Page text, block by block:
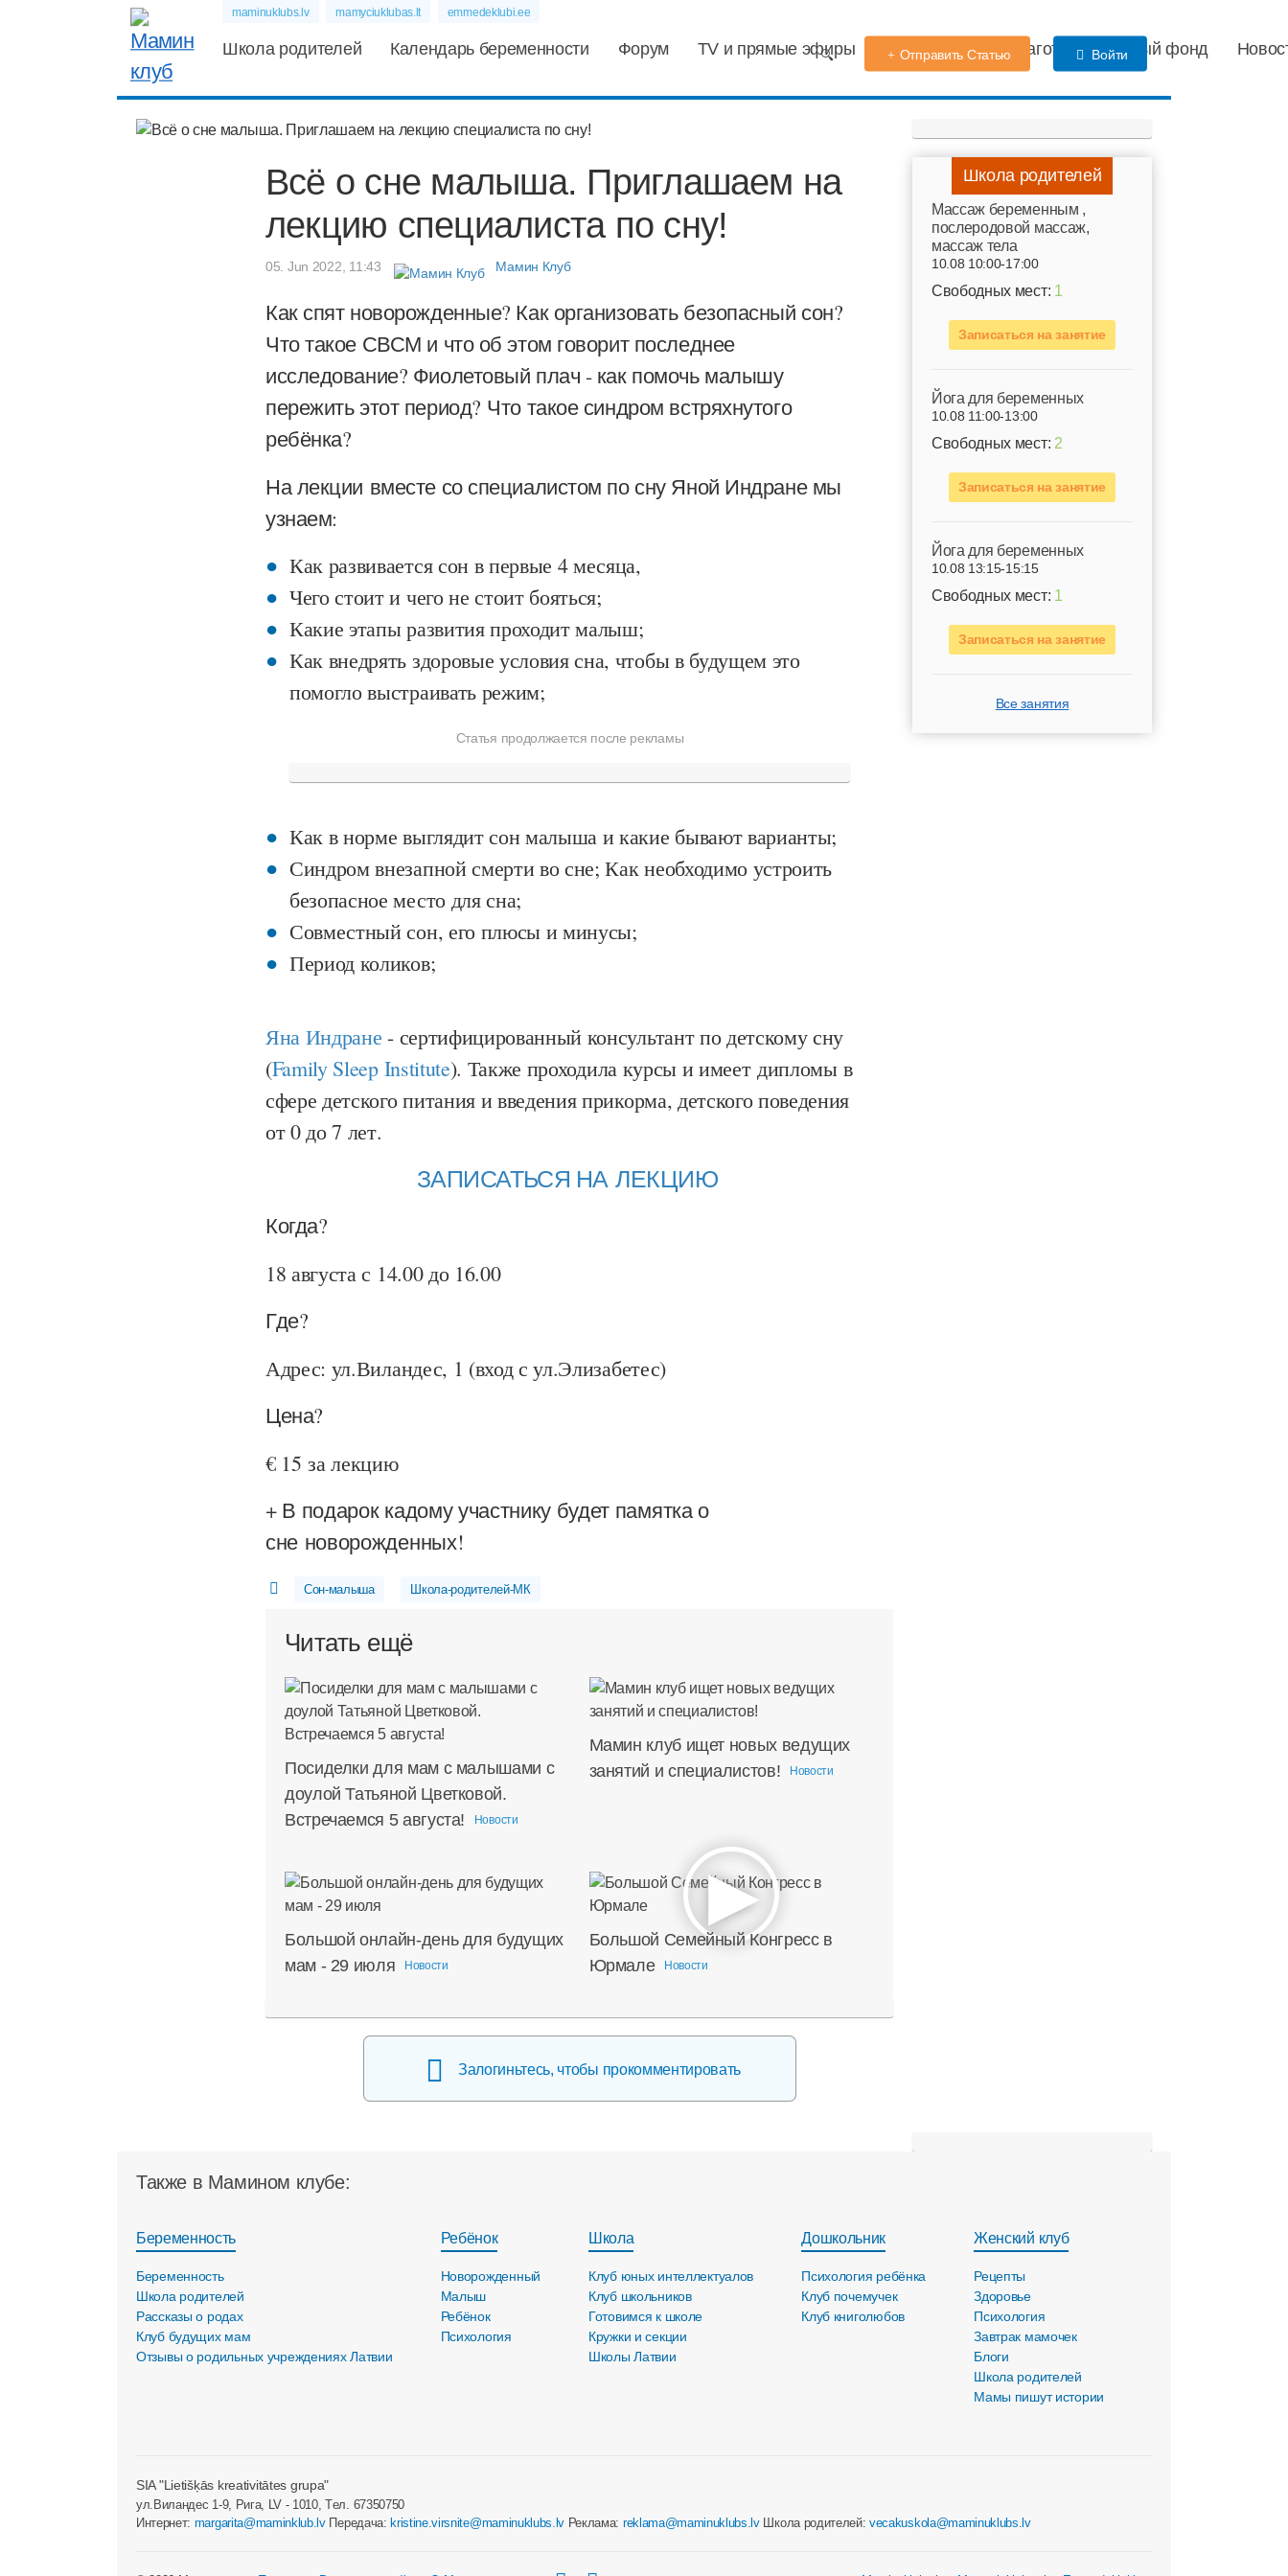
maminuklubs.lv mamyciuklubas.lt emmedeklubi.ee
Школа родителей Календарь беременности Форум TV и прямые эфиры Детский сад Благотворительный фонд
Отправить Статью Войти
Всё о сне малыша. Приглашаем на
лекцию специалиста по сну!
05. Jun 2022, 11:43 Мамин Клуб
Как спят новорожденные? Как организовать безопасный сон?
Что такое СВСМ и что об этом говорит последнее
исследование? Фиолетовый плач - как помочь малышу
пережить этот период? Что такое синдром встряхнутого
ребёнка?
На лекции вместе со специалистом по сну Яной Индране мы
узнаем:
Как развивается сон в первые 4 месяца,
Чего стоит и чего не стоит бояться;
Какие этапы развития проходит малыш;
Как внедрять здоровые условия сна, чтобы в будущем это
помогло выстраивать режим;
Статья продолжается после рекламы
Как в норме выглядит сон малыша и какие бывают варианты;
Синдром внезапной смерти во сне; Как необходимо устроить
безопасное место для сна;
Совместный сон, его плюсы и минусы;
Период коликов;
Яна Индране - сертифицированный консультант по детскому сну
(Family Sleep Institute). Также проходила курсы и имеет дипломы в
сфере детского питания и введения прикорма, детского поведения
от 0 до 7 лет.
ЗАПИСАТЬСЯ НА ЛЕКЦИЮ
Когда?
18 августа с 14.00 до 16.00
Где?
Адрес: ул.Виландес, 1 (вход с ул.Элизабетес)
Цена?
€ 15 за лекцию
+ В подарок кадому участнику будет памятка о
сне новорожденных!
Сон-малыша Школа-родителей-МК
Читать ещё
Посиделки для мам с малышами с
доулой Татьяной Цветковой.
Встречаемся 5 августа!
Новости
Мамин клуб ищет новых ведущих
занятий и специалистов!
Новости
Большой онлайн-день для будущих
мам - 29 июля
Новости
Большой Семейный Конгресс в
Юрмале
Новости
Школа родителей
Mассаж беременным ,
послеродовой массаж,
массаж тела
10.08 10:00-17:00
Свободных мест: 1
Записаться на занятие
Йога для беременных
10.08 11:00-13:00
Свободных мест: 2
Записаться на занятие
Йога для беременных
10.08 13:15-15:15
Свободных мест: 1
Записаться на занятие
Все занятия
Залогиньтесь, чтобы прокомментировать
Также в Мамином клубе:
Беременность
Беременность
Школа родителей
Рассказы о родах
Клуб будущих мам
Отзывы о родильных учреждениях Латвии
Ребёнок
Новорожденный
Малыш
Ребёнок
Психология
Школа
Клуб юных интеллектуалов
Клуб школьников
Готовимся к школе
Кружки и секции
Школы Латвии
Дошкольник
Психология ребёнка
Клуб почемучек
Клуб книголюбов
Женский клуб
Рецепты
Здоровье
Психология
Завтрак мамочек
Блоги
Школа родителей
Мамы пишут истории
SIA "Lietišķās kreativitātes grupa"
ул.Виландес 1-9, Рига, LV - 1010, Tел. 67350750
Интернет: margarita@maminklub.lvПередача: kristine.virsnite@maminuklubs.lv Реклама: reklama@maminuklubs.lvШкола родителей:vecakuskola@maminuklubs.lv